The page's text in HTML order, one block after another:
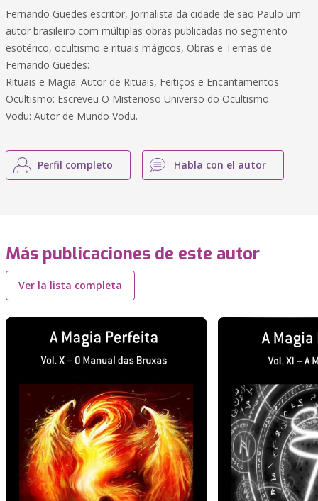
Fernando Guedes escritor, Jornalista da cidade de são Paulo um
autor brasileiro com múltiplas obras publicadas no segmento
esotérico, ocultismo e rituais mágicos, Obras e Temas de
Fernando Guedes:
Rituais e Magia: Autor de Rituais, Feitiços e Encantamentos.
Ocultismo: Escreveu O Misterioso Universo do Ocultismo.
Vodu: Autor de Mundo Vodu.
Perfil completo Habla con el autor
Más publicaciones de este autor
Ver la lista completa